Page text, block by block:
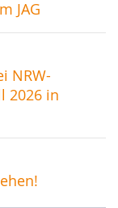
JAG
NRW-
2026 in